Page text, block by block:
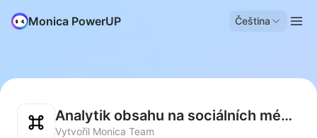
Monica PowerUP Čeština
Analytik obsahu na sociálních médiích
Vytvořil Monica Team